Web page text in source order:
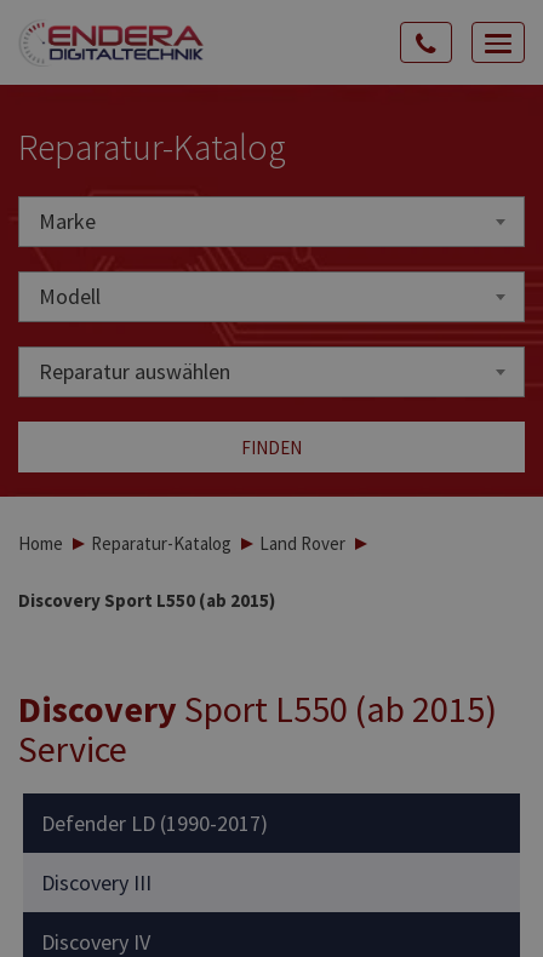
Reparatur-Katalog
MarkeMarke
Modell
Reparatur auswählen
FINDEN
Home Reparatur-Katalog Land Rover
Discovery Sport L550 (ab 2015)
Discovery Sport L550 (ab 2015)
Service
Defender LD (1990-2017)
Discovery III
Discovery IV